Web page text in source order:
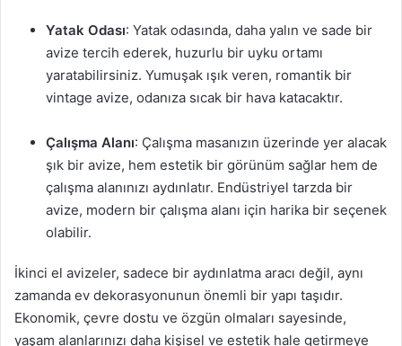
Yatak Odası: Yatak odasında, daha yalın ve sade bir
avize tercih ederek, huzurlu bir uyku ortamı
yaratabilirsiniz. Yumuşak ışık veren, romantik bir
vintage avize, odanıza sıcak bir hava katacaktır.
Çalışma Alanı: Çalışma masanızın üzerinde yer alacak
şık bir avize, hem estetik bir görünüm sağlar hem de
çalışma alanınızı aydınlatır. Endüstriyel tarzda bir
avize, modern bir çalışma alanı için harika bir seçenek
olabilir.
İkinci el avizeler, sadece bir aydınlatma aracı değil, aynı
zamanda ev dekorasyonunun önemli bir yapı taşıdır.
Ekonomik, çevre dostu ve özgün olmaları sayesinde,
yaşam alanlarınızı daha kişisel ve estetik hale getirmeye